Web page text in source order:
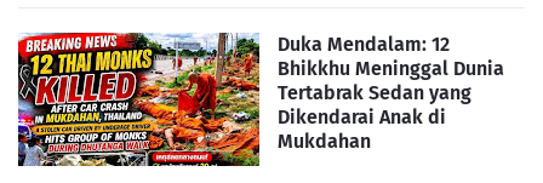
Duka Mendalam: 12
Bhikkhu Meninggal Dunia
Tertabrak Sedan yang
Dikendarai Anak di
Mukdahan